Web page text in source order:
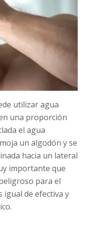
utilizar agua
una proporción
el agua
un algodón y se
hacia un lateral
importante que
para el
igual de efectiva y